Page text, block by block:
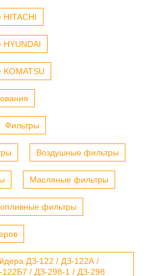
HITACHI
HYUNDAI
KOMATSU
Фильтры
Воздушные фильтры
Масляные фильтры
фильтры
ДЗ-122 / ДЗ-122А /
/ ДЗ-298-1 / ДЗ-298